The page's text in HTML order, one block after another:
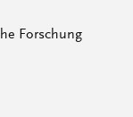
Forschung